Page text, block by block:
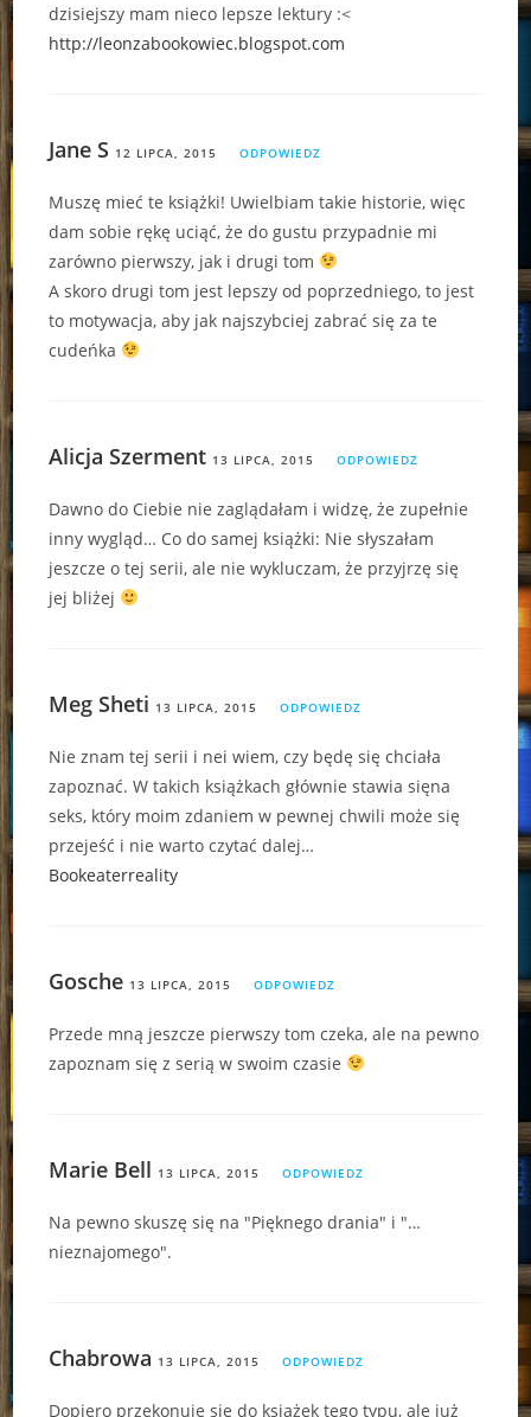
dzisiejszy mam nieco lepsze lektury :<
http://leonzabookowiec.blogspot.com
Jane S 12 LIPCA, 2015 ODPOWIEDZ
Muszę mieć te książki! Uwielbiam takie historie, więc
dam sobie rękę uciąć, że do gustu przypadnie mi
zarówno pierwszy, jak i drugi tom
A skoro drugi tom jest lepszy od poprzedniego, to jest
to motywacja, aby jak najszybciej zabrać się za te
cudeńka
Alicja Szerment 13 LIPCA, 2015 ODPOWIEDZ
Dawno do Ciebie nie zaglądałam i widzę, że zupełnie
inny wygląd… Co do samej książki: Nie słyszałam
jeszcze o tej serii, ale nie wykluczam, że przyjrzę się
jej bliżej
Meg Sheti 13 LIPCA, 2015 ODPOWIEDZ
Nie znam tej serii i nei wiem, czy będę się chciała
zapoznać. W takich książkach głównie stawia sięna
seks, który moim zdaniem w pewnej chwili może się
przejeść i nie warto czytać dalej…
Bookeaterreality
Gosche 13 LIPCA, 2015 ODPOWIEDZ
Przede mną jeszcze pierwszy tom czeka, ale na pewno
zapoznam się z serią w swoim czasie
Marie Bell 13 LIPCA, 2015 ODPOWIEDZ
Na pewno skuszę się na "Pięknego drania" i "…
nieznajomego".
Chabrowa 13 LIPCA, 2015 ODPOWIEDZ
Dopiero przekonuję się do książek tego typu, ale już